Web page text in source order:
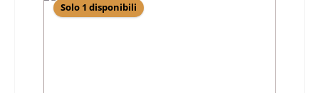
Solo 1 disponibili